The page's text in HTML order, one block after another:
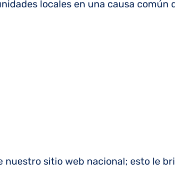
locales en una causa común
sitio web nacional; esto le